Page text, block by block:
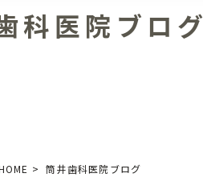
科医院ブログ
筒井歯科医院ブログ